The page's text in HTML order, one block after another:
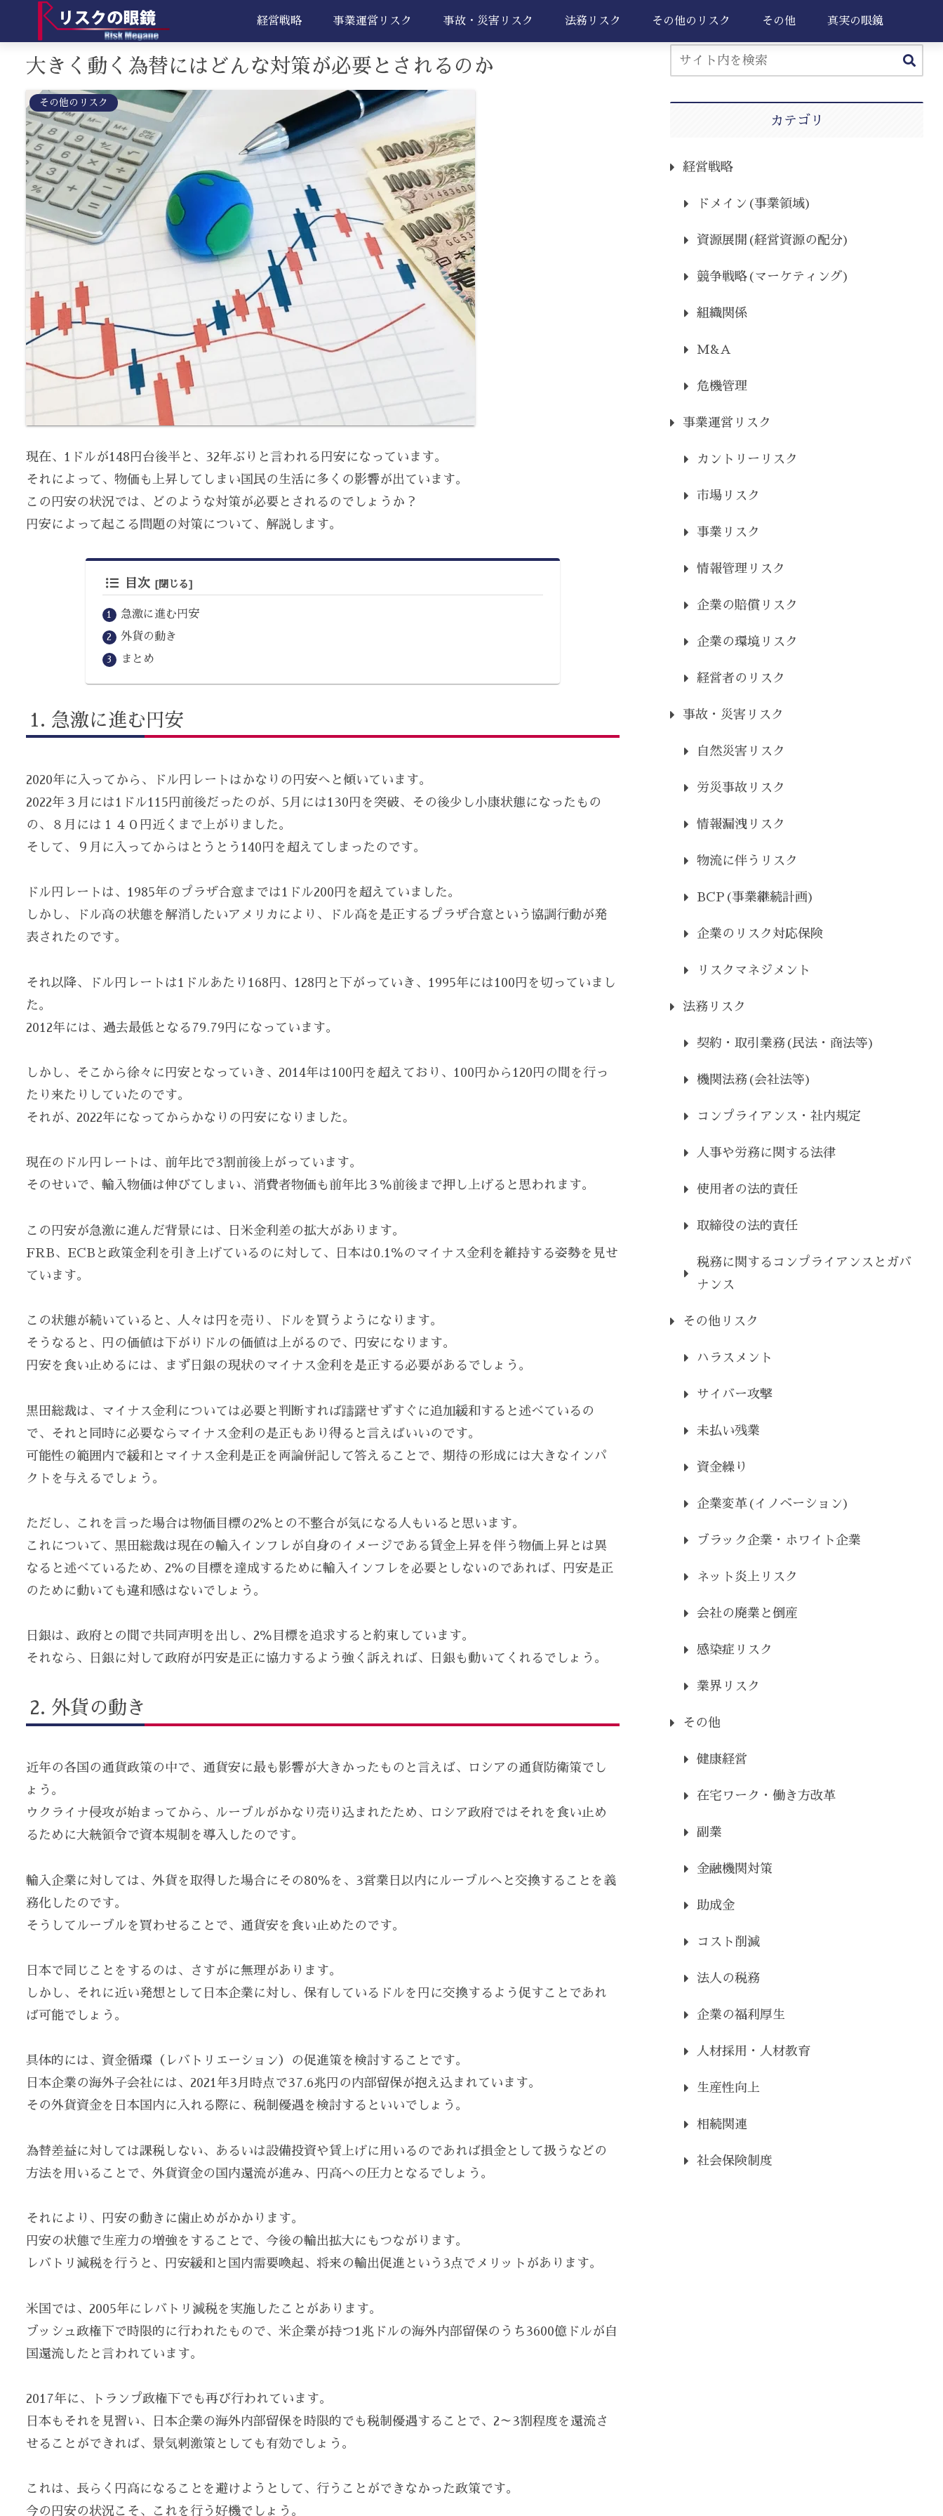
経営戦略 事業運営リスク 事故・災害リスク 法務リスク その他のリスク その他 真実の眼鏡
大きく動く為替にはどんな対策が必要とされるのか
その他のリスク
現在、1ドルが148円台後半と、32年ぶりと言われる円安になっています。
それによって、物価も上昇してしまい国民の生活に多くの影響が出ています。
この円安の状況では、どのような対策が必要とされるのでしょうか？
円安によって起こる問題の対策について、解説します。
目次
急激に進む円安
外貨の動き
まとめ
急激に進む円安
2020年に入ってから、ドル円レートはかなりの円安へと傾いています。
2022年３月には1ドル115円前後だったのが、5月には130円を突破、その後少し小康状態になったもの
の、８月には１４０円近くまで上がりました。
そして、９月に入ってからはとうとう140円を超えてしまったのです。
ドル円レートは、1985年のプラザ合意までは1ドル200円を超えていました。
しかし、ドル高の状態を解消したいアメリカにより、ドル高を是正するプラザ合意という協調行動が発
表されたのです。
それ以降、ドル円レートは1ドルあたり168円、128円と下がっていき、1995年には100円を切っていまし
た。
2012年には、過去最低となる79.79円になっています。
しかし、そこから徐々に円安となっていき、2014年は100円を超えており、100円から120円の間を行っ
たり来たりしていたのです。
それが、2022年になってからかなりの円安になりました。
現在のドル円レートは、前年比で3割前後上がっています。
そのせいで、輸入物価は伸びてしまい、消費者物価も前年比３％前後まで押し上げると思われます。
この円安が急激に進んだ背景には、日米金利差の拡大があります。
FRB、ECBと政策金利を引き上げているのに対して、日本は0.1％のマイナス金利を維持する姿勢を見せ
ています。
この状態が続いていると、人々は円を売り、ドルを買うようになります。
そうなると、円の価値は下がりドルの価値は上がるので、円安になります。
円安を食い止めるには、まず日銀の現状のマイナス金利を是正する必要があるでしょう。
黒田総裁は、マイナス金利については必要と判断すれば躊躇せずすぐに追加緩和すると述べているの
で、それと同時に必要ならマイナス金利の是正もあり得ると言えばいいのです。
可能性の範囲内で緩和とマイナス金利是正を両論併記して答えることで、期待の形成には大きなインパ
クトを与えるでしょう。
ただし、これを言った場合は物価目標の2％との不整合が気になる人もいると思います。
これについて、黒田総裁は現在の輸入インフレが自身のイメージである賃金上昇を伴う物価上昇とは異
なると述べているため、2％の目標を達成するために輸入インフレを必要としないのであれば、円安是正
のために動いても違和感はないでしょう。
日銀は、政府との間で共同声明を出し、2％目標を追求すると約束しています。
それなら、日銀に対して政府が円安是正に協力するよう強く訴えれば、日銀も動いてくれるでしょう。
外貨の動き
近年の各国の通貨政策の中で、通貨安に最も影響が大きかったものと言えば、ロシアの通貨防衛策でし
ょう。
ウクライナ侵攻が始まってから、ルーブルがかなり売り込まれたため、ロシア政府ではそれを食い止め
るために大統領令で資本規制を導入したのです。
輸入企業に対しては、外貨を取得した場合にその80％を、3営業日以内にルーブルへと交換することを義
務化したのです。
そうしてルーブルを買わせることで、通貨安を食い止めたのです。
日本で同じことをするのは、さすがに無理があります。
しかし、それに近い発想として日本企業に対し、保有しているドルを円に交換するよう促すことであれ
ば可能でしょう。
具体的には、資金循環（レバトリエーション）の促進策を検討することです。
日本企業の海外子会社には、2021年3月時点で37.6兆円の内部留保が抱え込まれています。
その外貨資金を日本国内に入れる際に、税制優遇を検討するといいでしょう。
為替差益に対しては課税しない、あるいは設備投資や賃上げに用いるのであれば損金として扱うなどの
方法を用いることで、外貨資金の国内還流が進み、円高への圧力となるでしょう。
それにより、円安の動きに歯止めがかかります。
円安の状態で生産力の増強をすることで、今後の輸出拡大にもつながります。
レバトリ減税を行うと、円安緩和と国内需要喚起、将来の輸出促進という3点でメリットがあります。
米国では、2005年にレバトリ減税を実施したことがあります。
ブッシュ政権下で時限的に行われたもので、米企業が持つ1兆ドルの海外内部留保のうち3600億ドルが自
国還流したと言われています。
2017年に、トランプ政権下でも再び行われています。
日本もそれを見習い、日本企業の海外内部留保を時限的でも税制優遇することで、2～3割程度を還流さ
せることができれば、景気刺激策としても有効でしょう。
これは、長らく円高になることを避けようとして、行うことができなかった政策です。
今の円安の状況こそ、これを行う好機でしょう。
カテゴリ
経営戦略
ドメイン(事業領域)
資源展開(経営資源の配分)
競争戦略(マーケティング)
組織関係
M&A
危機管理
事業運営リスク
カントリーリスク
市場リスク
事業リスク
情報管理リスク
企業の賠償リスク
企業の環境リスク
経営者のリスク
事故・災害リスク
自然災害リスク
労災事故リスク
情報漏洩リスク
物流に伴うリスク
BCP(事業継続計画)
企業のリスク対応保険
リスクマネジメント
法務リスク
契約・取引業務(民法・商法等)
機関法務(会社法等)
コンプライアンス・社内規定
人事や労務に関する法律
使用者の法的責任
取締役の法的責任
税務に関するコンプライアンスとガバ
ナンス
その他リスク
ハラスメント
サイバー攻撃
未払い残業
資金繰り
企業変革(イノベーション)
ブラック企業・ホワイト企業
ネット炎上リスク
会社の廃業と倒産
感染症リスク
業界リスク
その他
健康経営
在宅ワーク・働き方改革
副業
金融機関対策
助成金
コスト削減
法人の税務
企業の福利厚生
人材採用・人材教育
生産性向上
相続関連
社会保険制度